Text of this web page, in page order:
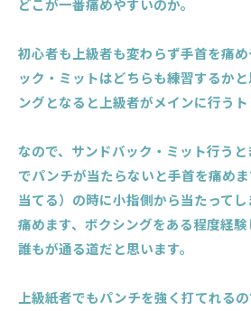
どこが一番痛めやすいのか。
初心者も上級者も変わらず手首を痛
ック・ミットはどちらも練習するか
ングとなると上級者がメインに行うト
なので、サンドバック・ミット行う
でパンチが当たらないと手首を痛め
当てる）の時に小指側から当たって
痛めます、ボクシングをある程度経験
誰もが通る道だと思います。
上級紙者でもパンチを強く打てれる